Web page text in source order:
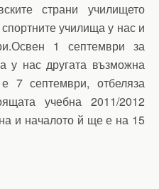
страни училището
училища у нас и
1 септември за
у нас другата възможна
7 септември, отбеляза
учебна 2011/2012
и началото й ще е на 15